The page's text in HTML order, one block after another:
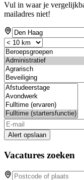
Vul in waar je
mailadres niet!
Alert opslaan
Vacatures zoeken